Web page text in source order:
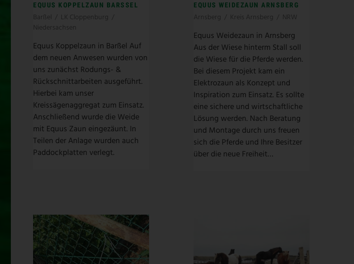
EQUUS KOPPELZAUN BARSSEL
Barßel LK Cloppenburg
Niedersachsen
Equus Koppelzaun in Barßel Auf
dem neuen Anwesen wurden von
uns zunächst Rodungs- &
Rückschnittarbeiten ausgeführt.
Hierbei kam unser
Kreissägenaggregat zum Einsatz.
Anschließend wurde die Weide
mit Equus Zaun eingezäunt. In
Teilen der Anlage wurden auch
Paddockplatten verlegt.
EQUUS WEIDEZAUN ARNSBERG
Arnsberg Kreis Arnsberg NRW
Equus Weidezaun in Arnsberg
Aus der Wiese hinterm Stall soll
die Wiese für die Pferde werden.
Bei diesem Projekt kam ein
Elektrozaun als Konzept und
Inspiration zum Einsatz. Es sollte
eine sichere und wirtschaftliche
Lösung werden. Nach Beratung
und Montage durch uns freuen
sich die Pferde und Ihre Besitzer
über die neue Freiheit…